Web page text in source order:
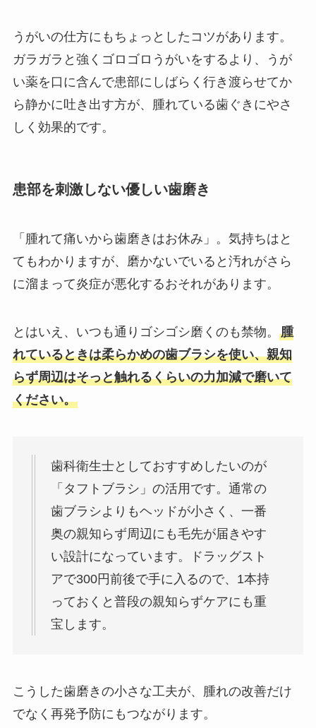
うがいの仕方にもちょっとしたコツがあります。
ガラガラと強くゴロゴロうがいをするより、うが
い薬を口に含んで患部にしばらく行き渡らせてか
ら静かに吐き出す方が、腫れている歯ぐきにやさ
しく効果的です。
患部を刺激しない優しい歯磨き
「腫れて痛いから歯磨きはお休み」。気持ちはと
てもわかりますが、磨かないでいると汚れがさら
に溜まって炎症が悪化するおそれがあります。
とはいえ、いつも通りゴシゴシ磨くのも禁物。 腫
れているときは柔らかめの歯ブラシを使い、親知
らず周辺はそっと触れるくらいの力加減で磨いて
ください。
歯科衛生士としておすすめしたいのが
「タフトブラシ」の活用です。通常の
歯ブラシよりもヘッドが小さく、一番
奥の親知らず周辺にも毛先が届きやす
い設計になっています。ドラッグスト
アで300円前後で手に入るので、1本持
っておくと普段の親知らずケアにも重
宝します。
こうした歯磨きの小さな工夫が、腫れの改善だけ
でなく再発予防にもつながります。